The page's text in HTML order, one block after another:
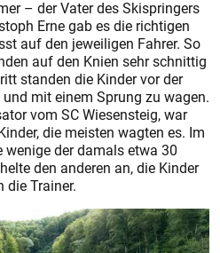
– der Vater des Skispringers
Erne gab es die richtigen
auf den jeweiligen Fahrer. So
auf den Knien sehr schnittig
standen die Kinder vor der
mit einem Sprung zu wagen.
vom SC Wiesensteig, war
die meisten wagten es. Im
der damals etwa 30
den anderen an, die Kinder
die Trainer.